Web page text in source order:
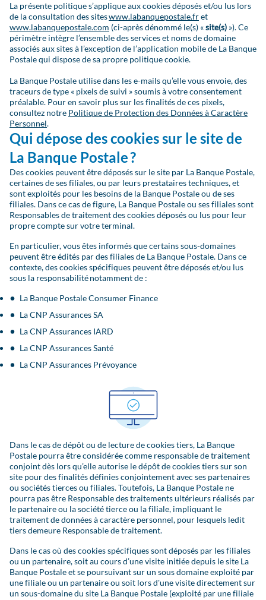
La présente politique s’applique aux cookies déposés et/ou lus lors
de la consultation des siteswww.labanquepostale.fret
www.labanquepostale.com (ci-après dénommé le(s) «site(s) »). Ce
périmètre intègre l’ensemble des services et noms de domaine
associés aux sites à l’exception de l’application mobile de La Banque
Postale qui dispose de sa propre politique cookie.
La Banque Postale utilise dans les e-mails qu’elle vous envoie, des
traceurs de type « pixels de suivi » soumis à votre consentement
préalable. Pour en savoir plus sur les finalités de ces pixels,
consultez notre Politique de Protection des Données à Caractère
Personnel.
Qui dépose des cookies sur le site de
La Banque Postale ?
Des cookies peuvent être déposés sur le site par La Banque Postale,
certaines de ses filiales, ou par leurs prestataires techniques, et
sont exploités pour les besoins de la Banque Postale ou de ses
filiales. Dans ce cas de figure, La Banque Postale ou ses filiales sont
Responsables de traitement des cookies déposés ou lus pour leur
propre compte sur votre terminal.
En particulier, vous êtes informés que certains sous-domaines
peuvent être édités par des filiales de La Banque Postale. Dans ce
contexte, des cookies spécifiques peuvent être déposés et/ou lus
sous la responsabilité notamment de :
La Banque Postale Consumer Finance
La CNP Assurances SA
La CNP Assurances IARD
La CNP Assurances Santé
La CNP Assurances Prévoyance
Dans le cas de dépôt ou de lecture de cookies tiers, La Banque
Postale pourra être considérée comme responsable de traitement
conjoint dès lors qu’elle autorise le dépôt de cookies tiers sur son
site pour des finalités définies conjointement avec ses partenaires
ou sociétés tierces ou filiales. Toutefois, La Banque Postale ne
pourra pas être Responsable des traitements ultérieurs réalisés par
le partenaire ou la société tierce ou la filiale, impliquant le
traitement de données à caractère personnel, pour lesquels ledit
tiers demeure Responsable de traitement.
Dans le cas où des cookies spécifiques sont déposés par les filiales
ou un partenaire, soit au cours d’une visite initiée depuis le site La
Banque Postale et se poursuivant sur un sous domaine exploité par
une filiale ou un partenaire ou soit lors d'une visite directement sur
un sous-domaine du site La Banque Postale (exploité par une filiale